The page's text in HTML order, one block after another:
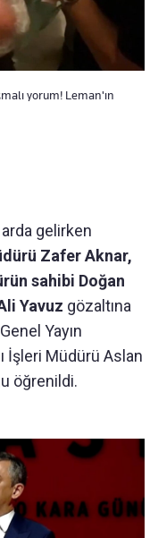
yorum! Leman'ın
gelirken
Zafer Aknar,
sahibi Doğan
Yavuz gözaltına
Yayın
İşleri Müdürü Aslan
öğrenildi.